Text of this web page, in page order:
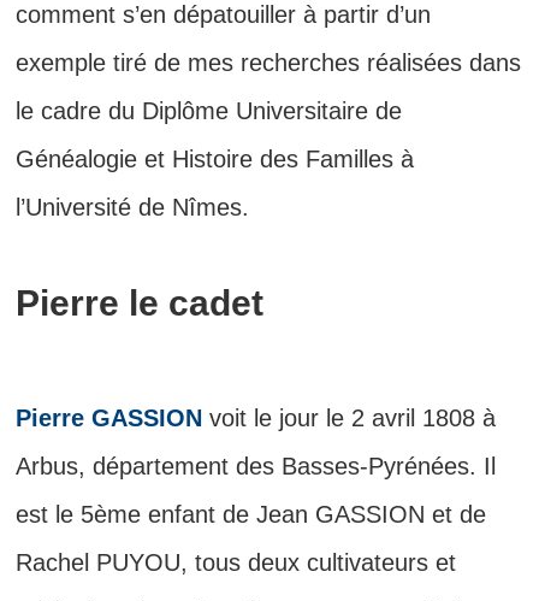
comment s’en dépatouiller à partir d’un
exemple tiré de mes recherches réalisées dans
le cadre du Diplôme Universitaire de
Généalogie et Histoire des Familles à
l’Université de Nîmes.
Pierre le cadet
Pierre GASSION voit le jour le 2 avril 1808 à
Arbus, département des Basses-Pyrénées. Il
est le 5ème enfant de Jean GASSION et de
Rachel PUYOU, tous deux cultivateurs et